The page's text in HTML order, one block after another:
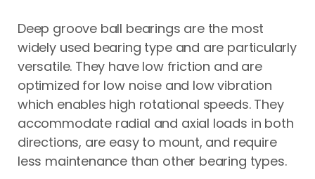
Deep groove ball bearings are the most
widely used bearing type and are particularly
versatile. They have low friction and are
optimized for low noise and low vibration
which enables high rotational speeds. They
accommodate radial and axial loads in both
directions, are easy to mount, and require
less maintenance than other bearing types.